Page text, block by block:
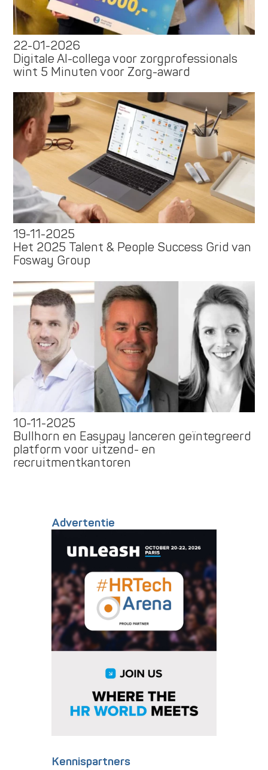
22-01-2026
Digitale AI-collega voor zorgprofessionals
wint 5 Minuten voor Zorg-award
19-11-2025
Het 2025 Talent & People Success Grid van
Fosway Group
10-11-2025
Bullhorn en Easypay lanceren geïntegreerd
platform voor uitzend- en
recruitmentkantoren
Advertentie
Kennispartners